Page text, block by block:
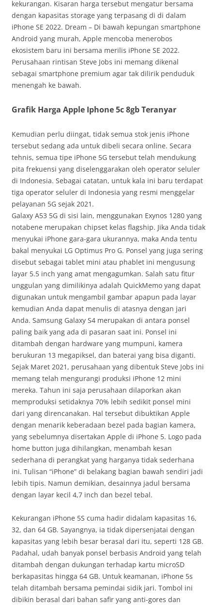
kekurangan. Kisaran harga tersebut mengatur bersama
dengan kapasitas storage yang terpasang di di dalam
iPhone SE 2022. Dream – Di bawah kepungan smartphone
Android yang murah, Apple mencoba menerobos
ekosistem baru ini bersama merilis iPhone SE 2022.
Perusahaan rintisan Steve Jobs ini memang dikenal
sebagai smartphone premium agar tak dilirik penduduk
menengah ke bawah.
Grafik Harga Apple Iphone 5c 8gb Teranyar
Kemudian perlu diingat, tidak semua stok jenis iPhone
tersebut sedang ada untuk dibeli secara online. Secara
tehnis, semua tipe iPhone 5G tersebut telah mendukung
pita frekuensi yang diselenggarakan oleh operator seluler
di Indonesia. Sebagai catatan, untuk kala ini baru terdapat
tiga operator seluler di Indonesia yang resmi menggelar
pelayanan 5G sejak 2021.
Galaxy A53 5G di sisi lain, menggunakan Exynos 1280 yang
notabene merupakan chipset kelas flagship. Jika Anda tidak
menyukai iPhone gara-gara ukurannya, maka Anda tentu
bakal menyukai LG Optimus Pro G. Ponsel yang juga sering
disebut sebagai tablet mini atau phablet ini mengusung
layar 5.5 inch yang amat mengagumkan. Salah satu fitur
unggulan yang dimilikinya adalah QuickMemo yang dapat
digunakan untuk mengambil gambar apapun pada layar
kemudian Anda dapat menulis di atasnya dengan jari
Anda. Samsung Galaxy S4 merupakan di antara ponsel
paling baik yang ada di pasaran saat ini. Ponsel ini
ditambah dengan hardware yang mumpuni, kamera
berukuran 13 megapiksel, dan baterai yang bisa diganti.
Sejak Maret 2021, perusahaan yang dibentuk Steve Jobs ini
memang telah mengurangi produksi iPhone 12 mini
mereka. Tahun ini saja perusahaan dilaporkan akan
memproduksi setidaknya 70% lebih sedikit ponsel mini
dari yang direncanakan. Hal tersebut dibuktikan Apple
dengan menarik keberadaan bezel pada bagian kamera,
yang sebelumnya disertakan Apple di iPhone 5. Logo pada
home button juga dihilangkan, menambah kesan
sederhana di perangkat yang harganya tidak sederhana
ini. Tulisan “iPhone” di belakang bagian bawah sendiri jadi
lebih tipis. Namun demikian, desainnya jadul bersama
dengan layar kecil 4,7 inch dan bezel tebal.
Kekurangan iPhone 5S cuma hadir didalam kapasitas 16,
32, dan 64 GB. Sayangnya, ia tidak dipersenjatai dengan
kapasitas yang lebih besar berasal dari itu, seperti 128 GB.
Padahal, udah banyak ponsel berbasis Android yang telah
ditambah dengan dukungan terhadap kartu microSD
berkapasitas hingga 64 GB. Untuk keamanan, iPhone 5s
telah ditambah bersama pemindai sidik jari. Tombol ini
dibikin berasal dari bahan safir yang anti-gores dan